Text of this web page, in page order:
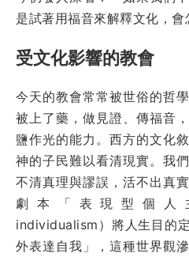
是試著用福音來解釋文化，會
受文化影響的教會
今天的教會常常被世俗的哲
被上了藥，做見證、傳福音
鹽作光的能力。西方的文化
神的子民難以看清現實。我
不清真理與謬誤，活不出真
劇本「表現型個人
individualism）將人生目的
外表達自我」，這種世界觀